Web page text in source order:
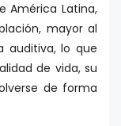
América Latina,
mayor al
auditiva, lo que
de vida, su
de forma